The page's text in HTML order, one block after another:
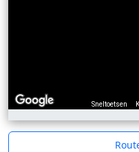
Sneltoetsen